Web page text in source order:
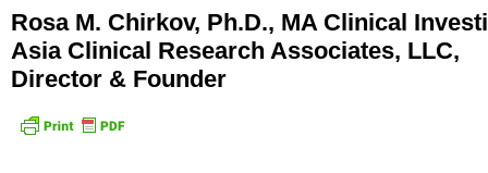
Rosa M. Chirkov, Ph.D., MA Clinical
Asia Clinical Research Associates, LLC,
Director & Founder